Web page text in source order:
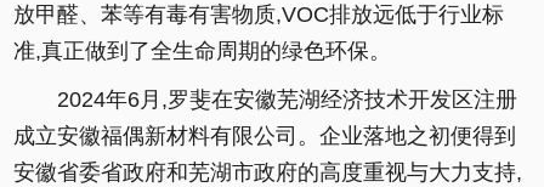
放甲醛、苯等有毒有害物质,VOC排放远低于行业标
准,真正做到了全生命周期的绿色环保。
2024年6月,罗斐在安徽芜湖经济技术开发区注册
成立安徽福偶新材料有限公司。企业落地之初便得到
安徽省委省政府和芜湖市政府的高度重视与大力支持,